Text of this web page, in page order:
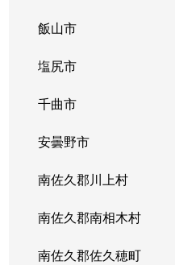
飯山市
塩尻市
千曲市
安曇野市
南佐久郡川上村
南佐久郡南相木村
南佐久郡佐久穂町